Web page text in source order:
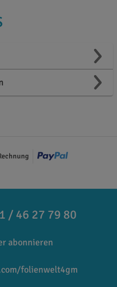
/ 46 27 79 80
abonnieren
folienwelt4gm